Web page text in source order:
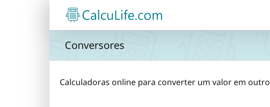
Conversores
Calculadoras online para converter um valor em outro